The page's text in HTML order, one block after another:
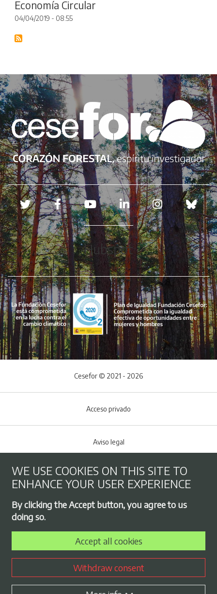
Economía Circular
04/04/2019 - 08:55
Redes sociales
Hubspot
Footer menu
Cesefor © 2021 - 2026
Acceso privado
Aviso legal
Cookies policy
Privacy Policy
Employment exchange
Contract profile
WE USE COOKIES ON THIS SITE TO
ENHANCE YOUR USER EXPERIENCE
By clicking the Accept button, you agree to us
doing so.
Accept all cookies
Withdraw consent